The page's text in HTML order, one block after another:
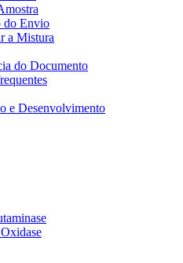
do Envio
a Mistura
do Documento
e Desenvolvimento